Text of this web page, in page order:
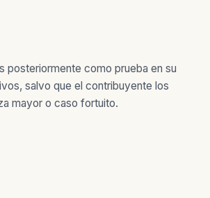
posteriormente como prueba en su
salvo que el contribuyente los
mayor o caso fortuito.